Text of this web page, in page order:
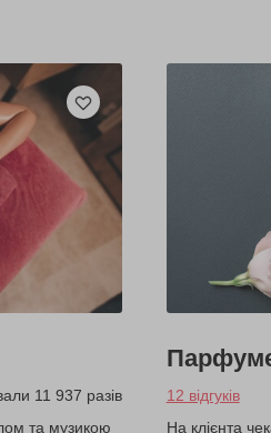
11 937 разів
та музикою
12 відгуків
На клієнта